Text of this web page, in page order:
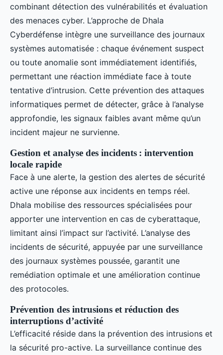
combinant détection des vulnérabilités et évaluation
des menaces cyber. L’approche de Dhala
Cyberdéfense intègre une surveillance des journaux
systèmes automatisée : chaque événement suspect
ou toute anomalie sont immédiatement identifiés,
permettant une réaction immédiate face à toute
tentative d’intrusion. Cette prévention des attaques
informatiques permet de détecter, grâce à l’analyse
approfondie, les signaux faibles avant même qu’un
incident majeur ne survienne.
Gestion et analyse des incidents : intervention
locale rapide
Face à une alerte, la gestion des alertes de sécurité
active une réponse aux incidents en temps réel.
Dhala mobilise des ressources spécialisées pour
apporter une intervention en cas de cyberattaque,
limitant ainsi l’impact sur l’activité. L’analyse des
incidents de sécurité, appuyée par une surveillance
des journaux systèmes poussée, garantit une
remédiation optimale et une amélioration continue
des protocoles.
Prévention des intrusions et réduction des
interruptions d’activité
L’efficacité réside dans la prévention des intrusions et
la sécurité pro-active. La surveillance continue des